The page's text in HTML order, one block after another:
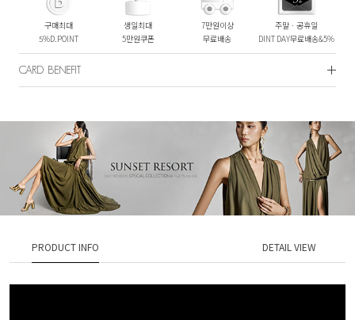
구매최대
5%D.POINT
생일최대
5만원쿠폰
7만원이상
무료배송
주말ㆍ공휴일
DINT DAY무료배송&5%
CARD BENEFIT
PRODUCT INFO DETAIL VIEW